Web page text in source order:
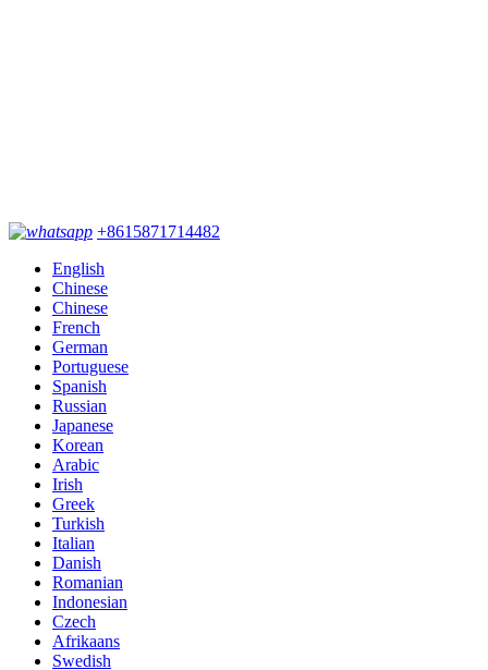
+8615871714482
English
Chinese
Chinese
French
German
Portuguese
Spanish
Russian
Japanese
Korean
Arabic
Irish
Greek
Turkish
Italian
Danish
Romanian
Indonesian
Czech
Afrikaans
Swedish